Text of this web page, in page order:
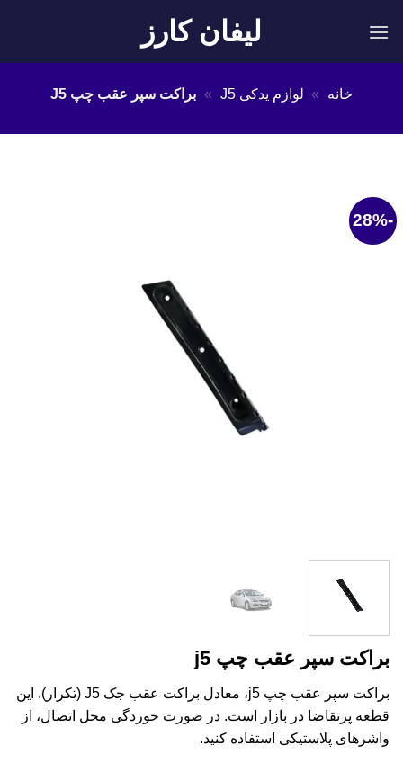
لیفان کارز
خانه » لوازم یدکی J5 » براکت سپر عقب چپ J5
-28%
براکت سپر عقب چپ j5
براکت سپر عقب چپ j5، معادل براکت عقب جک J5 (تکرار). این
قطعه پرتقاضا در بازار است. در صورت خوردگی محل اتصال، از
واشرهای پلاستیکی استفاده کنید.